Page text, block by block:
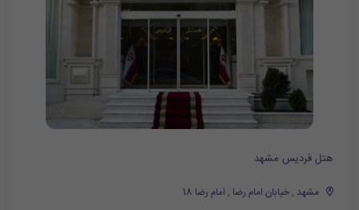
هتل فردیس مشهد
مشهد , خیابان امام رضا , امام رضا 18